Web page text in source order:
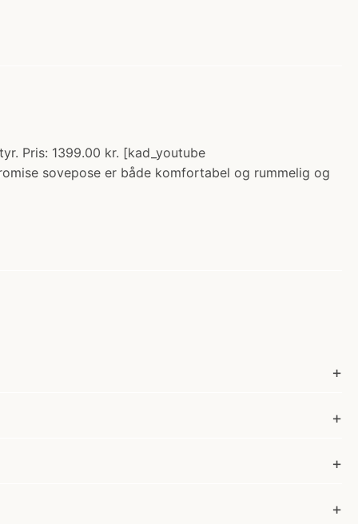
Pris: 1399.00 kr. [kad_youtube
sovepose er både komfortabel og rummelig og